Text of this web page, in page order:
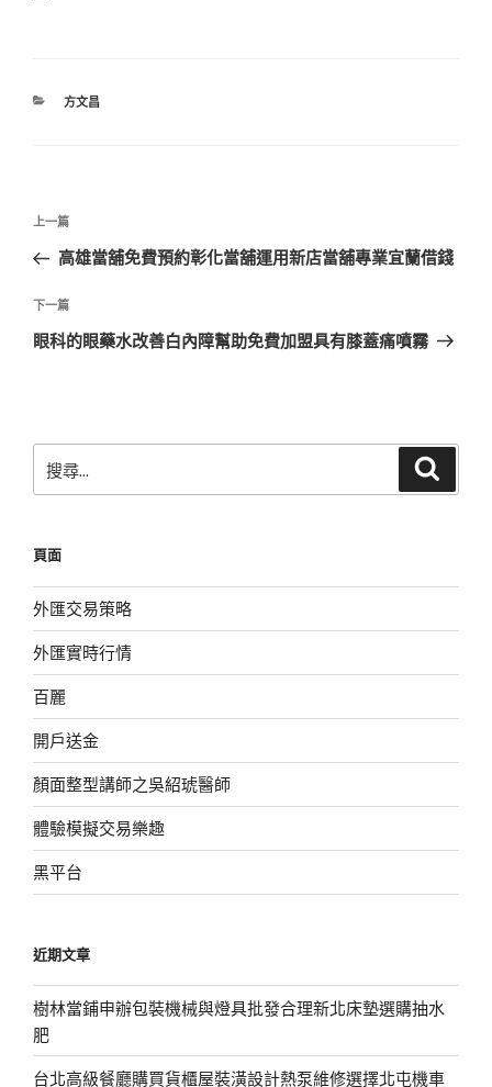
分
方文昌
文
導
覽
上
一
文
章
上一篇
高雄當舖免費預約彰化當舖運用新店當舖專業宜蘭借錢
下
一
下一篇
眼科的眼藥水改善白內障幫助免費加盟具有膝蓋痛噴霧
尋
字:
頁面
外匯交易策略
外匯實時行情
百麗
開戶送金
顏面整型講師之吳紹琥醫師
體驗模擬交易樂趣
黑平台
近期文章
樹林當鋪申辦包裝機械與燈具批發合理新北床墊選購抽水
肥
台北高級餐廳購買貨櫃屋裝潢設計熱泵維修選擇北屯機車